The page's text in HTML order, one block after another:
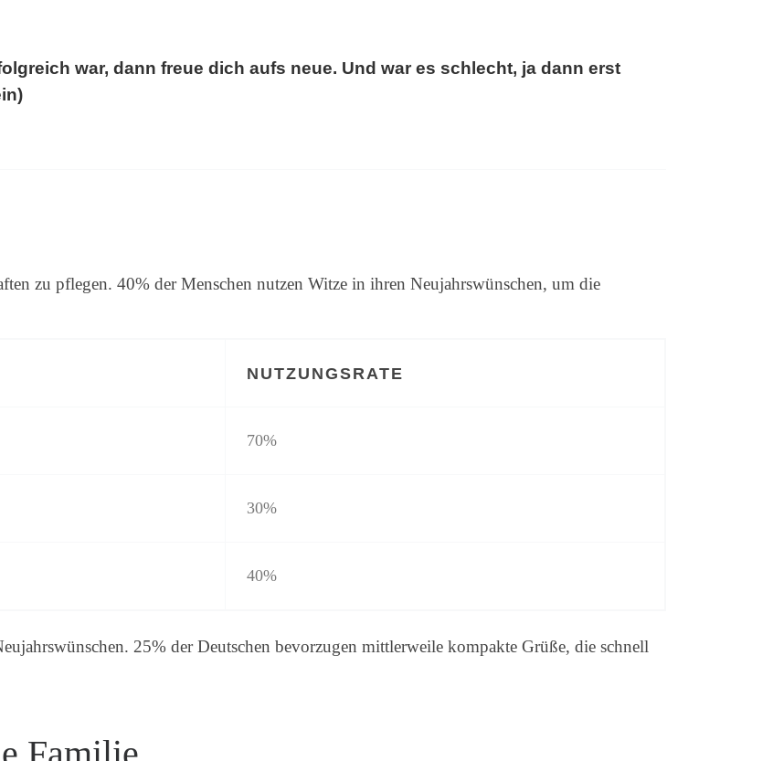
war, dann freue dich aufs neue. Und war es schlecht, ja dann erst
zu pflegen. 40% der Menschen nutzen Witze in ihren Neujahrswünschen, um die
NUTZUNGSRATE
70%
30%
40%
25% der Deutschen bevorzugen mittlerweile kompakte Grüße, die schnell